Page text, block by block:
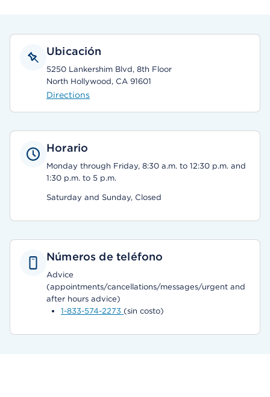
Ubicación
5250 Lankershim Blvd, 8th Floor
North Hollywood, CA 91601
Directions
Horario
Monday through Friday, 8:30 a.m. to 12:30 p.m. and
1:30 p.m. to 5 p.m.
Saturday and Sunday, Closed
Números de teléfono
Advice
(appointments/cancellations/messages/urgent and
after hours advice)
1-833-574-2273 (sin costo)